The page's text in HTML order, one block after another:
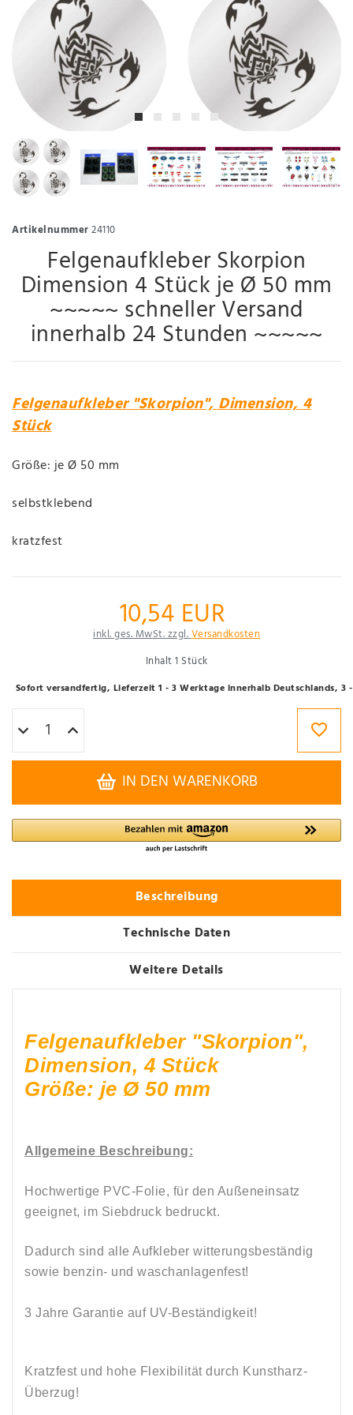
Artikelnummer24110
Felgenaufkleber Skorpion
Dimension 4 Stück je Ø 50 mm
~~~~~ schneller Versand
innerhalb 24 Stunden ~~~~~
Felgenaufkleber "Skorpion", Dimension, 4
Stück
Größe: je Ø 50 mm
selbstklebend
kratzfest
10,54 EUR
inkl. ges. MwSt. zzgl.Versandkosten
Inhalt1 Stück
Sofort versandfertig, Lieferzeit 1 - 3 Werktage innerhalb Deutschlands, 3
IN DEN WARENKORB
Beschreibung
Technische Daten
Weitere Details
Felgenaufkleber "Skorpion",
Dimension, 4 Stück
Größe: je Ø 50 mm
Allgemeine Beschreibung:
Hochwertige PVC-Folie, für den Außeneinsatz
geeignet, im Siebdruck bedruckt.
Dadurch sind alle Aufkleber witterungsbeständig
sowie benzin- und waschanlagenfest!
3 Jahre Garantie auf UV-Beständigkeit!
Kratzfest und hohe Flexibilität durch Kunstharz-
Überzug!